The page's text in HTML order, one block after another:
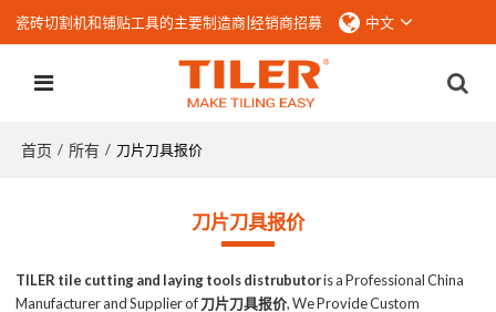
瓷砖切割机和铺贴工具的主要制造商|经销商招募 中文
首页 / 所有 / 刀片刀具报价
刀片刀具报价
TILER tile cutting and laying tools distrubutoris a Professional China
Manufacturer and Supplier of刀片刀具报价, We Provide Custom